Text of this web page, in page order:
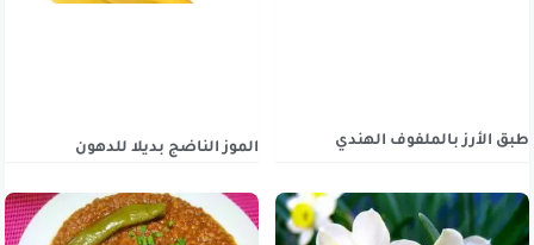
طبق الأرز بالملفوف الهندي الموز الناضج بديلا للدهون